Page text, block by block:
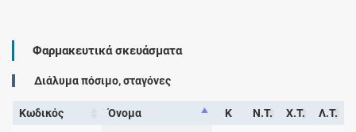
Φαρμακευτικά σκευάσματα
Διάλυμα πόσιμο, σταγόνες
Κωδικός Όνομα Κ Ν.Τ. Χ.Τ. Λ.Τ.